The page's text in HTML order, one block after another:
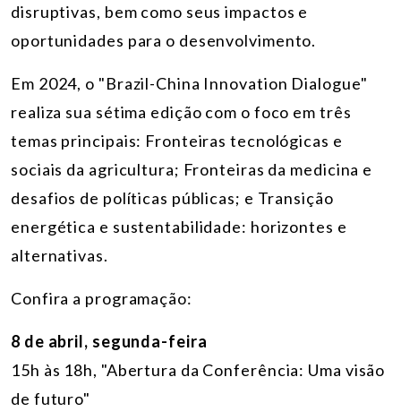
disruptivas, bem como seus impactos e
oportunidades para o desenvolvimento.
Em 2024, o "Brazil-China Innovation Dialogue"
realiza sua sétima edição com o foco em três
temas principais: Fronteiras tecnológicas e
sociais da agricultura; Fronteiras da medicina e
desafios de políticas públicas; e Transição
energética e sustentabilidade: horizontes e
alternativas.
Confira a programação:
8 de abril, segunda-feira
15h às 18h, "Abertura da Conferência: Uma visão
de futuro"